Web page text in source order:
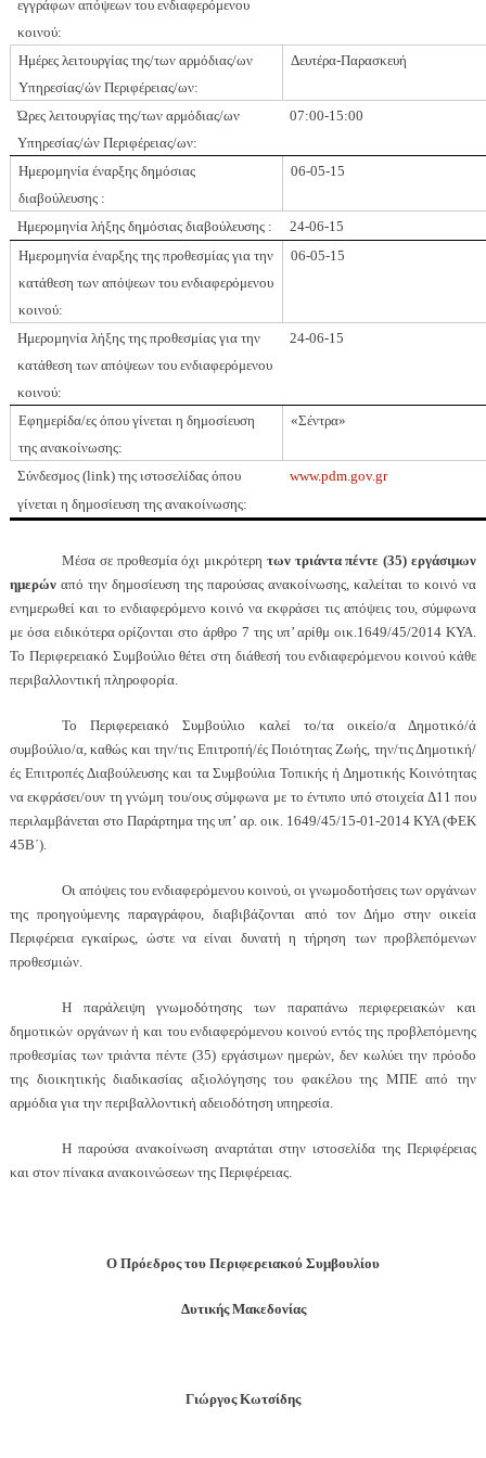
εγγράφων απόψεων του ενδιαφερόμενου
κοινού:
Ημέρες λειτουργίας της/των αρμόδιας/ων
Υπηρεσίας/ών Περιφέρειας/ων:
Δευτέρα-Παρασκευή
Ώρες λειτουργίας της/των αρμόδιας/ων
Υπηρεσίας/ών Περιφέρειας/ων:
07:00-15:00
Ημερομηνία έναρξης δημόσιας
διαβούλευσης :
06-05-15
Ημερομηνία λήξης δημόσιας διαβούλευσης : 24-06-15
Ημερομηνία έναρξης της προθεσμίας για την
κατάθεση των απόψεων του ενδιαφερόμενου
κοινού:
06-05-15
Ημερομηνία λήξης της προθεσμίας για την
κατάθεση των απόψεων του ενδιαφερόμενου
κοινού:
24-06-15
Εφημερίδα/ες όπου γίνεται η δημοσίευση
της ανακοίνωσης:
«Σέντρα»
Σύνδεσμος (link) της ιστοσελίδας όπου
γίνεται η δημοσίευση της ανακοίνωσης:
www.pdm.gov.gr
Μέσα σε προθεσμία όχι μικρότερη των τριάντα πέντε (35) εργάσιμων
ημερώναπό την δημοσίευση της παρούσας ανακοίνωσης, καλείται το κοινό να
ενημερωθεί και το ενδιαφερόμενο κοινό να εκφράσει τις απόψεις του, σύμφωνα
με όσα ειδικότερα ορίζονται στο άρθρο 7 της υπ’ αρίθμ οικ.1649/45/2014 ΚΥΑ.
Το Περιφερειακό Συμβούλιο θέτει στη διάθεσή του ενδιαφερόμενου κοινού κάθε
περιβαλλοντική πληροφορία.
Το Περιφερειακό Συμβούλιο καλεί το/τα οικείο/α Δημοτικό/ά
συμβούλιο/α, καθώς και την/τις Επιτροπή/ές Ποιότητας Ζωής, την/τις Δημοτική/
ές Επιτροπές Διαβούλευσης και τα Συμβούλια Τοπικής ή Δημοτικής Κοινότητας
να εκφράσει/ουν τη γνώμη του/ους σύμφωνα με το έντυπο υπό στοιχεία Δ11 που
περιλαμβάνεται στο Παράρτημα της υπ’ αρ. οικ. 1649/45/15-01-2014 ΚΥΑ (ΦΕΚ
45Β΄).
Οι απόψεις του ενδιαφερόμενου κοινού, οι γνωμοδοτήσεις των οργάνων
της προηγούμενης παραγράφου, διαβιβάζονται από τον Δήμο στην οικεία
Περιφέρεια εγκαίρως, ώστε να είναι δυνατή η τήρηση των προβλεπόμενων
προθεσμιών.
Η παράλειψη γνωμοδότησης των παραπάνω περιφερειακών και
δημοτικών οργάνων ή και του ενδιαφερόμενου κοινού εντός της προβλεπόμενης
προθεσμίας των τριάντα πέντε (35) εργάσιμων ημερών, δεν κωλύει την πρόοδο
της διοικητικής διαδικασίας αξιολόγησης του φακέλου της ΜΠΕ από την
αρμόδια για την περιβαλλοντική αδειοδότηση υπηρεσία.
Η παρούσα ανακοίνωση αναρτάται στην ιστοσελίδα της Περιφέρειας
και στον πίνακα ανακοινώσεων της Περιφέρειας.
Ο Πρόεδρος του Περιφερειακού Συμβουλίου
Δυτικής Μακεδονίας
Γιώργος Κωτσίδης